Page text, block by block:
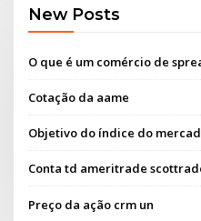
New Posts
O que é um comércio de
Cotação da aame
Objetivo do índice do
Conta td ameritrade
Preço da ação crm un